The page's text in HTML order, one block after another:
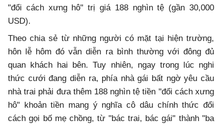
"đổi cách xưng hô" trị giá 188 nghìn tệ (gần 30,000
USD).
Theo chia sẻ từ những người có mặt tại hiện trường,
hôn lễ hôm đó vẫn diễn ra bình thường với đông đủ
quan khách hai bên. Tuy nhiên, ngay trong lúc nghi
thức cưới đang diễn ra, phía nhà gái bất ngờ yêu cầu
nhà trai phải đưa thêm 188 nghìn tệ tiền "đổi cách xưng
hô" khoản tiền mang ý nghĩa cô dâu chính thức đổi
cách gọi bố mẹ chồng, từ "bác trai, bác gái" thành "ba